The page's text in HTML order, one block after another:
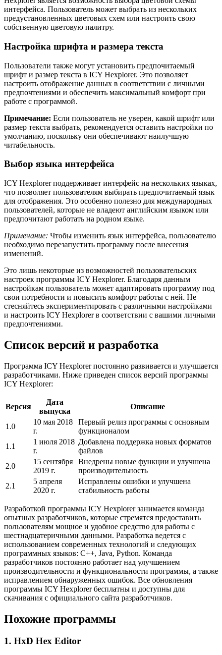
интерфейса. Пользователь может выбрать из нескольких
предустановленных цветовых схем или настроить свою
собственную цветовую палитру.
Настройка шрифта и размера текста
Пользователи также могут установить предпочитаемый
шрифт и размер текста в ICY Hexplorer. Это позволяет
настроить отображение данных в соответствии с личными
предпочтениями и обеспечить максимальный комфорт при
работе с программой.
Примечание: Если пользователь не уверен, какой шрифт или
размер текста выбрать, рекомендуется оставить настройки по
умолчанию, поскольку они обеспечивают наилучшую
читабельность.
Выбор языка интерфейса
ICY Hexplorer поддерживает интерфейс на нескольких языках,
что позволяет пользователям выбирать предпочитаемый язык
для отображения. Это особенно полезно для международных
пользователей, которые не владеют английским языком или
предпочитают работать на родном языке.
Примечание: Чтобы изменить язык интерфейса, пользователю
необходимо перезапустить программу после внесения
изменений.
Это лишь некоторые из возможностей пользовательских
настроек программы ICY Hexplorer. Благодаря данным
настройкам пользователь может адаптировать программу под
свои потребности и повысить комфорт работы с ней. Не
стесняйтесь экспериментировать с различными настройками
и настроить ICY Hexplorer в соответствии с вашими личными
предпочтениями.
Список версий и разработка
Программа ICY Hexplorer постоянно развивается и улучшается
разработчиками. Ниже приведен список версий программы
ICY Hexplorer:
Версия
Дата
выпуска
Описание
1.0
10 мая 2018
г.
Первый релиз программы с основным
функционалом
1.1
1 июля 2018
г.
Добавлена поддержка новых форматов
файлов
2.0
15 сентября
2019 г.
Внедрены новые функции и улучшена
производительность
2.1
5 апреля
2020 г.
Исправлены ошибки и улучшена
стабильность работы
Разработкой программы ICY Hexplorer занимается команда
опытных разработчиков, которые стремятся предоставить
пользователям мощное и удобное средство для работы с
шестнадцатеричными данными. Разработка ведется с
использованием современных технологий и следующих
программных языков: C++, Java, Python. Команда
разработчиков постоянно работает над улучшением
производительности и функциональности программы, а также
исправлением обнаруженных ошибок. Все обновления
программы ICY Hexplorer бесплатны и доступны для
скачивания с официального сайта разработчиков.
Похожие программы
1. HxD Hex Editor